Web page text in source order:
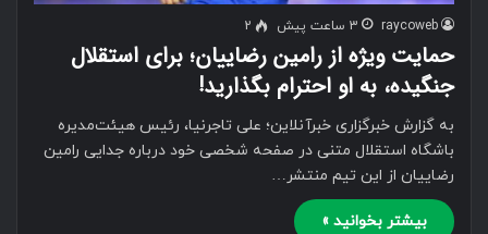
raycoweb 3 ساعت پیش 2
حمایت ویژه از رامین رضاییان؛ برای استقلال
جنگیده، به او احترام بگذارید!
به گزارش خبرگزاری خبرآنلاین؛ علی تاجرنیا، رئیس هیئت‌مدیره
باشگاه استقلال متنی در صفحه شخصی خود درباره جدایی رامین
رضاییان از این تیم منتشر…
بیشتر بخوانید »